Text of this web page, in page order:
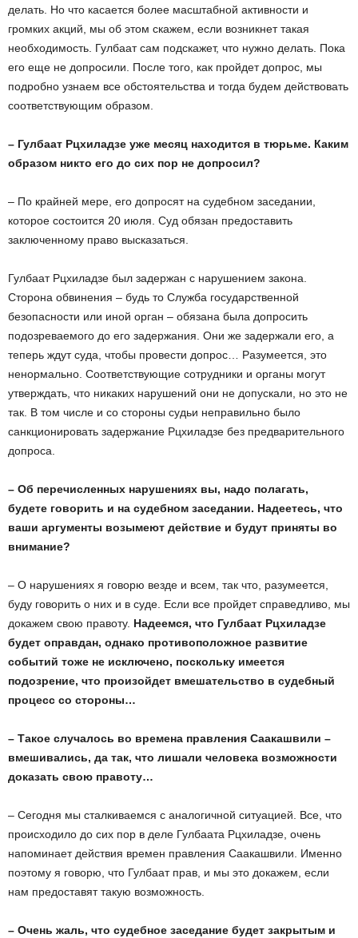
делать. Но что касается более масштабной активности и
громких акций, мы об этом скажем, если возникнет такая
необходимость. Гулбаат сам подскажет, что нужно делать. Пока
его еще не допросили. После того, как пройдет допрос, мы
подробно узнаем все обстоятельства и тогда будем действовать
соответствующим образом.
– Гулбаат Рцхиладзе уже месяц находится в тюрьме. Каким
образом никто его до сих пор не допросил?
– По крайней мере, его допросят на судебном заседании,
которое состоится 20 июля. Суд обязан предоставить
заключенному право высказаться.
Гулбаат Рцхиладзе был задержан с нарушением закона.
Сторона обвинения – будь то Служба государственной
безопасности или иной орган – обязана была допросить
подозреваемого до его задержания. Они же задержали его, а
теперь ждут суда, чтобы провести допрос… Разумеется, это
ненормально. Соответствующие сотрудники и органы могут
утверждать, что никаких нарушений они не допускали, но это не
так. В том числе и со стороны судьи неправильно было
санкционировать задержание Рцхиладзе без предварительного
допроса.
– Об перечисленных нарушениях вы, надо полагать,
будете говорить и на судебном заседании. Надеетесь, что
ваши аргументы возымеют действие и будут приняты во
внимание?
– О нарушениях я говорю везде и всем, так что, разумеется,
буду говорить о них и в суде. Если все пройдет справедливо, мы
докажем свою правоту. Надеемся, что Гулбаат Рцхиладзе
будет оправдан, однако противоположное развитие
событий тоже не исключено, поскольку имеется
подозрение, что произойдет вмешательство в судебный
процесс со стороны…
– Такое случалось во времена правления Саакашвили –
вмешивались, да так, что лишали человека возможности
доказать свою правоту…
– Сегодня мы сталкиваемся с аналогичной ситуацией. Все, что
происходило до сих пор в деле Гулбаата Рцхиладзе, очень
напоминает действия времен правления Саакашвили. Именно
поэтому я говорю, что Гулбаат прав, и мы это докажем, если
нам предоставят такую возможность.
– Очень жаль, что судебное заседание будет закрытым и